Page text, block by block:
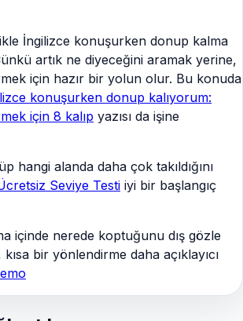
İngilizce konuşurken donup kalma
artık ne diyeceğini aramak yerine,
için hazır bir yolun olur. Bu konuda
konuşurken donup kalıyorum:
için 8 kalıp yazısı da işine
hangi alanda daha çok takıldığını
Seviye Testi iyi bir başlangıç
içinde nerede koptuğunu dış gözle
bir yönlendirme daha açıklayıcı